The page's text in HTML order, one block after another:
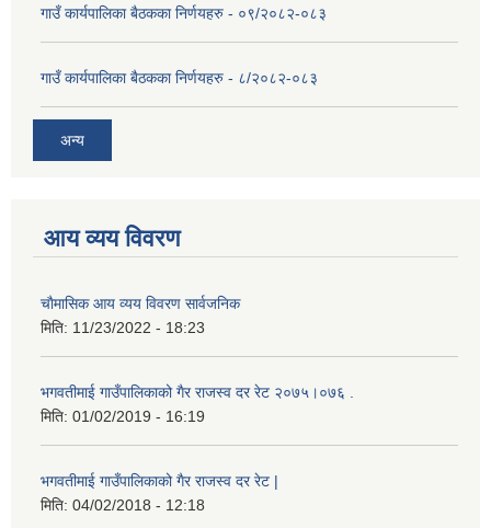
गाउँ कार्यपालिका बैठकका निर्णयहरु - ०९/२०८२-०८३
गाउँ कार्यपालिका बैठकका निर्णयहरु - ८/२०८२-०८३
अन्य
आय व्यय विवरण
चाैमासिक आय व्यय विवरण सार्वजनिक
मिति: 11/23/2022 - 18:23
भगवतीमाई गाउँपालिकाको गैर राजस्व दर रेट २०७५।०७६ .
मिति: 01/02/2019 - 16:19
भगवतीमाई गाउँपालिकाको गैर राजस्व दर रेट |
मिति: 04/02/2018 - 12:18